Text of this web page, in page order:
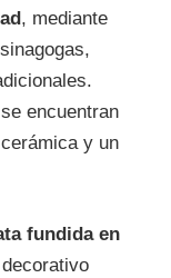
, mediante
encuentran
y un
fundida en